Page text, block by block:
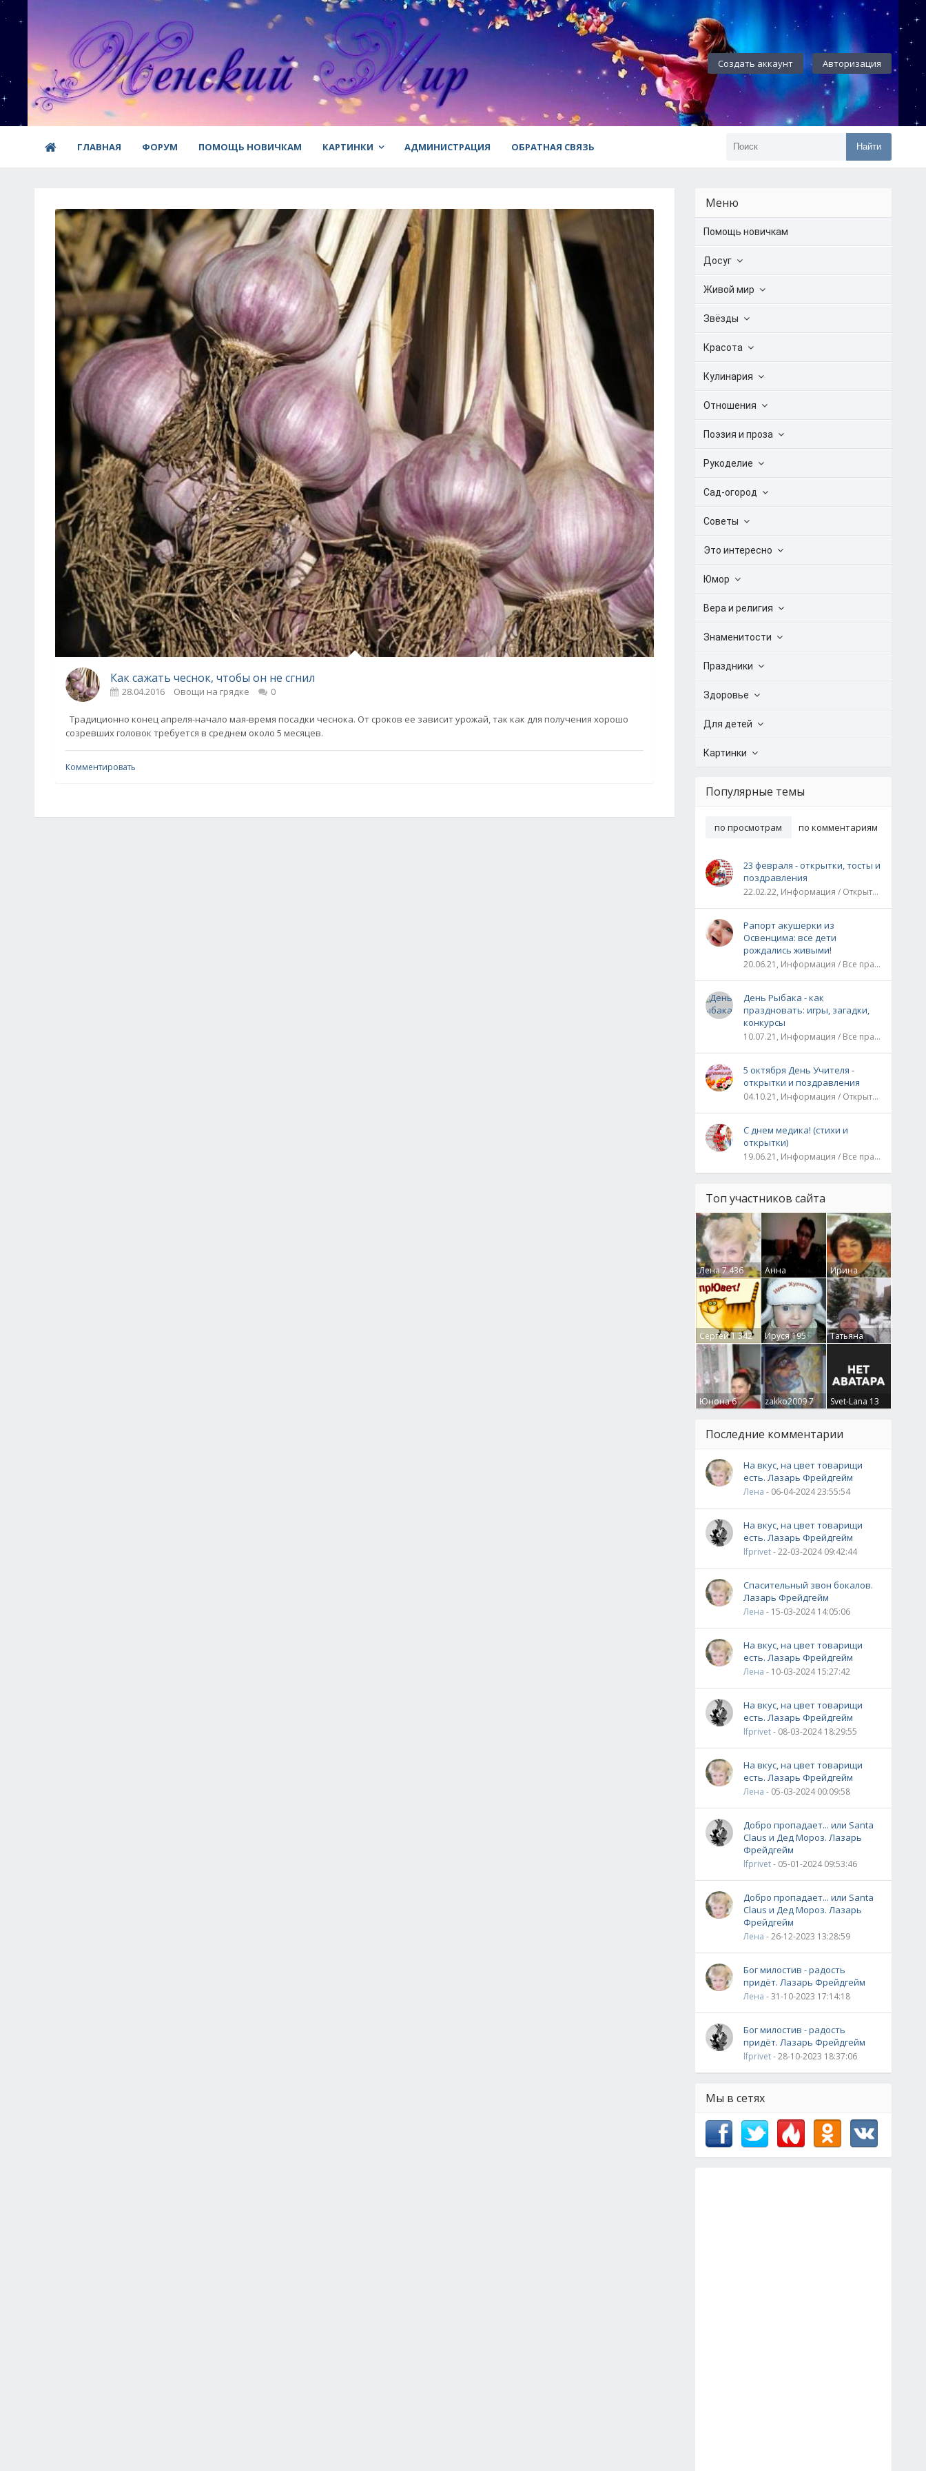
Создать аккаунт Авторизация
ГЛАВНАЯ ФОРУМ ПОМОЩЬ НОВИЧКАМ КАРТИНКИ АДМИНИСТРАЦИЯ ОБРАТНАЯ СВЯЗЬ Найти
Как сажать чеснок, чтобы он не сгнил
28.04.2016 Овощи на грядке 0
Традиционно конец апреля-начало мая-время посадки чеснока. От сроков ее зависит урожай, так как для получения хорошо
созревших головок требуется в среднем около 5 месяцев.
Комментировать
Меню
Помощь новичкам
Досуг
Живой мир
Звёзды
Красота
Кулинария
Отношения
Поэзия и проза
Рукоделие
Сад-огород
Советы
Это интересно
Юмор
Вера и религия
Знаменитости
Праздники
Здоровье
Для детей
Картинки
Популярные темы
по просмотрам по комментариям
23 февраля - открытки, тосты и
поздравления
22.02.22, Информация / Открытки / Все праздники
Рапорт акушерки из
Освенцима: все дети
рождались живыми!
20.06.21, Информация / Все праздники / Рассказы и истории
День Рыбака - как
праздновать: игры, загадки,
конкурсы
10.07.21, Информация / Все праздники
5 октября День Учителя -
открытки и поздравления
04.10.21, Информация / Открытки / Все праздники
С днем медика! (стихи и
открытки)
19.06.21, Информация / Все праздники
Топ участников сайта
Лена7 436
Анна
Гумлевая0
Ирина
Бруцкая41
Сергей1 342 Ируся195
Татьяна
Крючкова0
Юнона6 zakko20097 Svet-Lana 13
Последние комментарии
На вкус, на цвет товарищи
есть. Лазарь Фрейдгейм
Лена - 06-04-2024 23:55:54
На вкус, на цвет товарищи
есть. Лазарь Фрейдгейм
lfprivet- 22-03-2024 09:42:44
Спасительный звон бокалов.
Лазарь Фрейдгейм
Лена - 15-03-2024 14:05:06
На вкус, на цвет товарищи
есть. Лазарь Фрейдгейм
Лена - 10-03-2024 15:27:42
На вкус, на цвет товарищи
есть. Лазарь Фрейдгейм
lfprivet- 08-03-2024 18:29:55
На вкус, на цвет товарищи
есть. Лазарь Фрейдгейм
Лена - 05-03-2024 00:09:58
Добро пропадает... или Santa
Claus и Дед Мороз. Лазарь
Фрейдгейм
lfprivet- 05-01-2024 09:53:46
Добро пропадает... или Santa
Claus и Дед Мороз. Лазарь
Фрейдгейм
Лена - 26-12-2023 13:28:59
Бог милостив - радость
придёт. Лазарь Фрейдгейм
Лена - 31-10-2023 17:14:18
Бог милостив - радость
придёт. Лазарь Фрейдгейм
lfprivet- 28-10-2023 18:37:06
Мы в сетях